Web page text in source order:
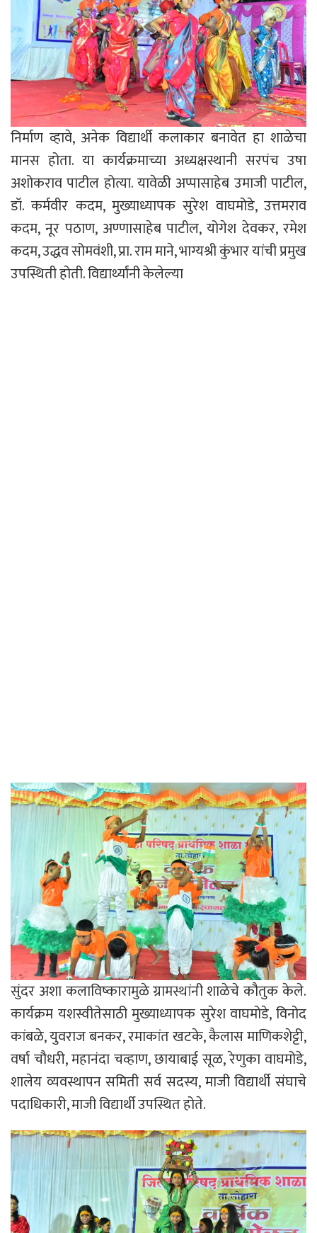
निर्माण व्हावे, अनेक विद्यार्थी कलाकार बनावेत हा शाळेचा
मानस होता. या कार्यक्रमाच्या अध्यक्षस्थानी सरपंच उषा
अशोकराव पाटील होत्या. यावेळी अप्पासाहेब उमाजी पाटील,
डॉ. कर्मवीर कदम, मुख्याध्यापक सुरेश वाघमोडे, उत्तमराव
कदम, नूर पठाण, अण्णासाहेब पाटील, योगेश देवकर, रमेश
कदम, उद्धव सोमवंशी, प्रा. राम माने, भाग्यश्री कुंभार यांची प्रमुख
उपस्थिती होती. विद्यार्थ्यांनी केलेल्या
सुंदर अशा कलाविष्कारामुळे ग्रामस्थांनी शाळेचे कौतुक केले.
कार्यक्रम यशस्वीतेसाठी मुख्याध्यापक सुरेश वाघमोडे, विनोद
कांबळे, युवराज बनकर, रमाकांत खटके, कैलास माणिकशेट्टी,
वर्षा चौधरी, महानंदा चव्हाण, छायाबाई सूळ, रेणुका वाघमोडे,
शालेय व्यवस्थापन समिती सर्व सदस्य, माजी विद्यार्थी संघाचे
पदाधिकारी, माजी विद्यार्थी उपस्थित होते.